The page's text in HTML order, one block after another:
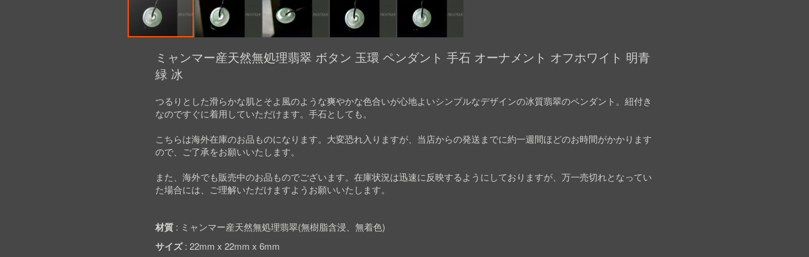
beginning
ミャンマー産天然無処理翡翠 ボタン 玉環 ペンダント 手石 オーナメント オフホワイト 明青
緑 冰
つるりとした滑らかな肌とそよ風のような爽やかな色合いが心地よいシンプルなデザインの冰質翡翠のペンダント。紐付き
なのですぐに着用していただけます。手石としても。
こちらは海外在庫のお品ものになります。大変恐れ入りますが、当店からの発送までに約一週間ほどのお時間がかかります
ので、ご了承をお願いいたします。
また、海外でも販売中のお品ものでございます。在庫状況は迅速に反映するようにしておりますが、万一売切れとなってい
た場合には、ご理解いただけますようお願いいたします。
材質 ミャンマー産天然無処理翡翠(無樹脂含浸、無着色)
サイズ 22mm x 22mm x 6mm